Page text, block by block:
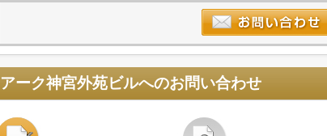
アーク神宮外苑ビルへのお問い合わせ